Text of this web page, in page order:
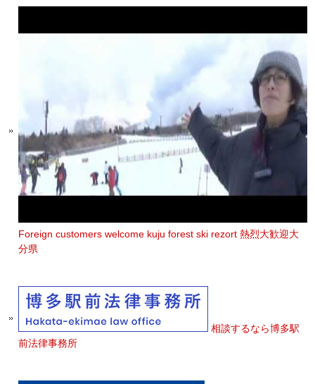
Foreign customers welcome kuju forest ski rezort 熱烈大歓迎大
分県
相談するなら博多駅
前法律事務所